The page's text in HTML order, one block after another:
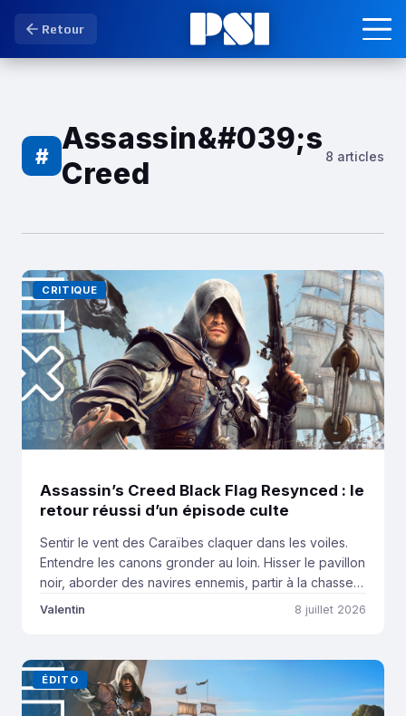
Retour
# Assassin&#039;s
Creed
8 articles
CRITIQUE
Assassin’s Creed Black Flag Resynced : le
retour réussi d’un épisode culte
Sentir le vent des Caraïbes claquer dans les voiles.
Entendre les canons gronder au loin. Hisser le pavillon
noir, aborder des navires ennemis, partir à la chasse
aux trésors oubliés… et bâtir sa propre légende sur
plus cultes […]
Valentin 8 juillet 2026
ÉDITO